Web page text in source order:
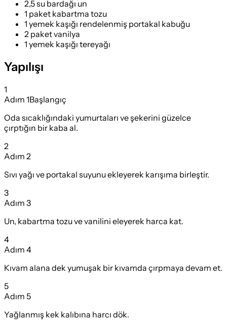
2,5 su bardağı un
1 paket kabartma tozu
1 yemek kaşığı rendelenmiş portakal kabuğu
2 paket vanilya
1 yemek kaşığı tereyağı
Yapılışı
1
Adım 1Başlangıç
Oda sıcaklığındaki yumurtaları ve şekerini güzelce
çırptığın bir kaba al.
2
Adım 2
Sıvı yağı ve portakal suyunu ekleyerek karışıma birleştir.
3
Adım 3
Un, kabartma tozu ve vanilini eleyerek harca kat.
4
Adım 4
Kıvam alana dek yumuşak bir kıvamda çırpmaya devam et.
5
Adım 5
Yağlanmış kek kalıbına harcı dök.